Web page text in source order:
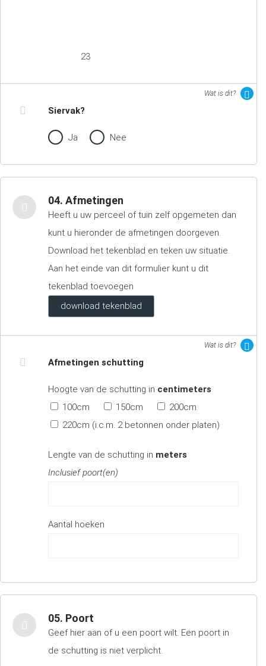
23
Wat is dit?
Siervak?
Ja Nee
04. Afmetingen
Heeft u uw perceel of tuin zelf opgemeten dan
kunt u hieronder de afmetingen doorgeven.
Download het tekenblad en teken uw situatie.
Aan het einde van dit formulier kunt u dit
tekenblad toevoegen
download tekenblad
Wat is dit?
Afmetingen schutting
Hoogte van de schutting in centimeters
100cm
150cm
200cm
220cm (i.c.m. 2 betonnen onder platen)
Lengte van de schutting in meters
Inclusief poort(en)
Aantal hoeken
05. Poort
Geef hier aan of u een poort wilt. Een poort in
de schutting is niet verplicht.